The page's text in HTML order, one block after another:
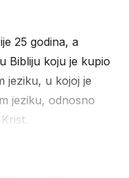
25 godina, a
Bibliju koju je kupio
jeziku, u kojoj je
jeziku, odnosno